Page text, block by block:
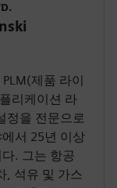
제품 라이
리케이션 라
정을 전문으로
서 25년 이상
. 그는 항공
, 석유 및 가스